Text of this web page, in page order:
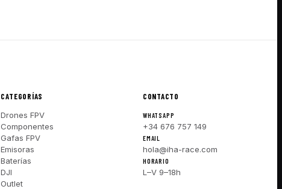
CATEGORÍAS
Drones FPV
Componentes
Gafas FPV
Emisoras
Baterías
DJI
Outlet
CONTACTO
WHATSAPP
+34 676 757 149
EMAIL
hola@iha-race.com
HORARIO
L–V 9–18h